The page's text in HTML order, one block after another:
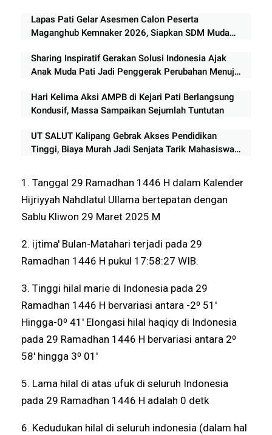
Lapas Pati Gelar Asesmen Calon Peserta
Maganghub Kemnaker 2026, Siapkan SDM Muda
Sharing Inspiratif Gerakan Solusi Indonesia Ajak
Anak Muda Pati Jadi Penggerak Perubahan Menuju
Hari Kelima Aksi AMPB di Kejari Pati Berlangsung
Kondusif, Massa Sampaikan Sejumlah Tuntutan
UT SALUT Kalipang Gebrak Akses Pendidikan
Tinggi, Biaya Murah Jadi Senjata Tarik Mahasiswa
1. Tanggal 29 Ramadhan 1446 H dalam Kalender
Hijriyyah Nahdlatul Ullama bertepatan dengan
Sablu Kliwon 29 Maret 2025 M
2. ijtima' Bulan-Matahari terjadi pada 29
Ramadhan 1446 H pukul 17:58:27 WIB.
3. Tinggi hilal marie di Indonesia pada 29
Ramadhan 1446 H bervariasi antara -2⁰ 51'
Hingga-0⁰ 41' Elongasi hilal haqiqy di Indonesia
pada 29 Ramadhan 1446 H bervariasi antara 2⁰
58' hingga 3⁰ 01'
5. Lama hilal di atas ufuk di seluruh Indonesia
pada 29 Ramadhan 1446 H adalah 0 detk
6. Kedudukan hilal di seluruh indonesia (dalam hal